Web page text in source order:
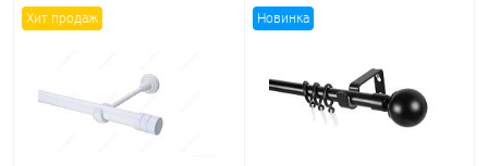
Хит продаж Новинка